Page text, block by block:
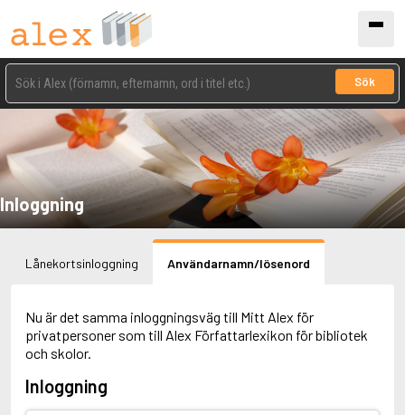
Sök
Inloggning
Lånekortsinloggning Användarnamn/lösenord
Nu är det samma inloggningsväg till Mitt Alex för
privatpersoner som till Alex Författarlexikon för bibliotek
och skolor.
Inloggning